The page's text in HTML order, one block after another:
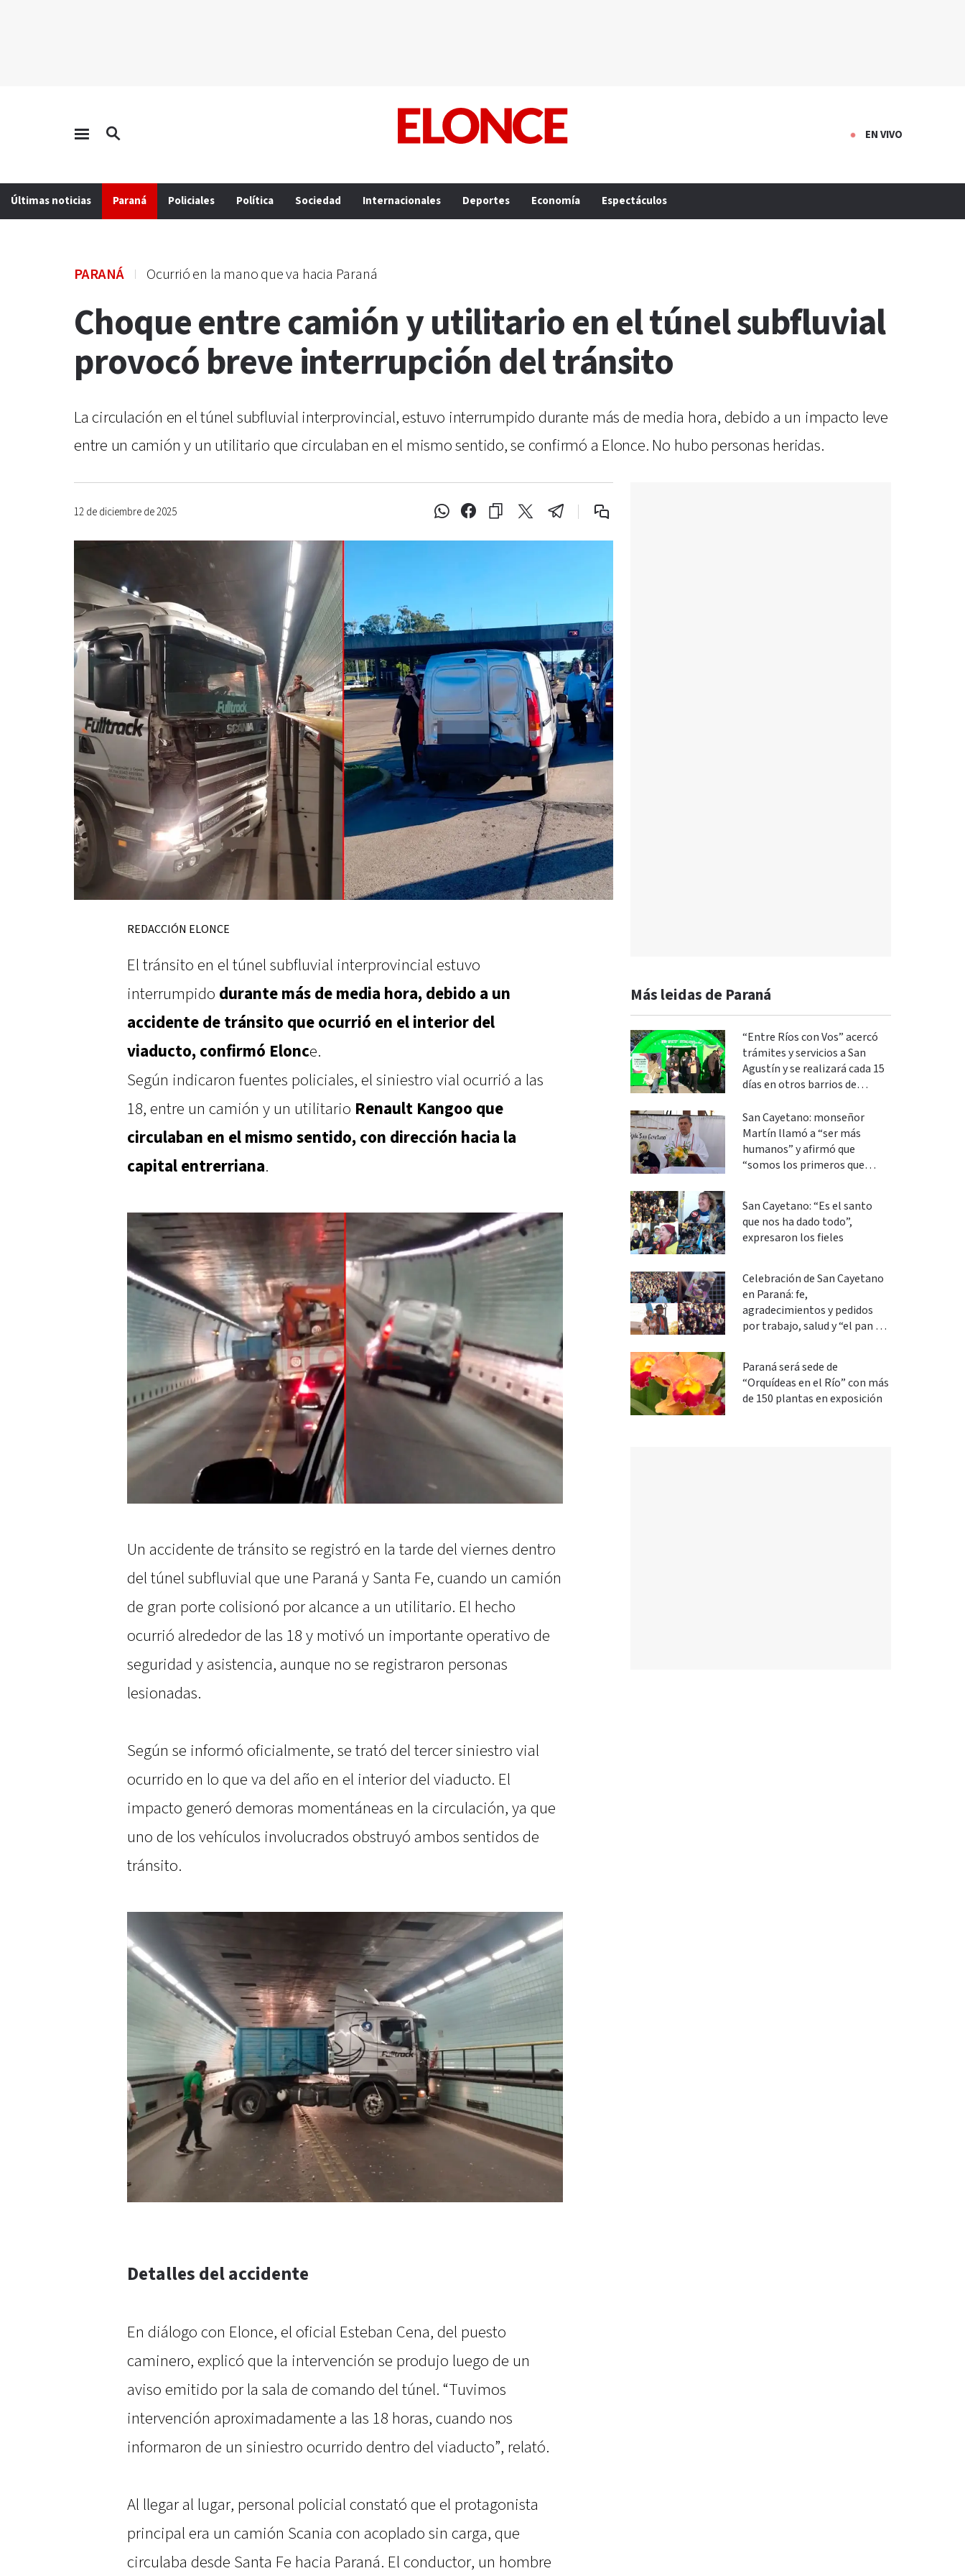
EN VIVO
Últimas noticias Paraná Policiales Política Sociedad Internacionales Deportes Economía Espectáculos
PARANÁ Ocurrió en la mano que va hacia Paraná
Choque entre camión y utilitario en el túnel subfluvial
provocó breve interrupción del tránsito
La circulación en el túnel subfluvial interprovincial, estuvo interrumpido durante más de media hora, debido a un impacto leve
entre un camión y un utilitario que circulaban en el mismo sentido, se confirmó a Elonce. No hubo personas heridas.
12 de diciembre de 2025
REDACCIÓN ELONCE
El tránsito en el túnel subfluvial interprovincial estuvo
interrumpido durante más de media hora, debido a un
accidente de tránsito que ocurrió en el interior del
viaducto, confirmó Elonce.
Según indicaron fuentes policiales, el siniestro vial ocurrió a las
18, entre un camión y un utilitario Renault Kangoo que
circulaban en el mismo sentido, con dirección hacia la
capital entrerriana.
Un accidente de tránsito se registró en la tarde del viernes dentro
del túnel subfluvial que une Paraná y Santa Fe, cuando un camión
de gran porte colisionó por alcance a un utilitario. El hecho
ocurrió alrededor de las 18 y motivó un importante operativo de
seguridad y asistencia, aunque no se registraron personas
lesionadas.
Según se informó oficialmente, se trató del tercer siniestro vial
ocurrido en lo que va del año en el interior del viaducto. El
impacto generó demoras momentáneas en la circulación, ya que
uno de los vehículos involucrados obstruyó ambos sentidos de
tránsito.
Detalles del accidente
En diálogo con Elonce, el oficial Esteban Cena, del puesto
caminero, explicó que la intervención se produjo luego de un
aviso emitido por la sala de comando del túnel. “Tuvimos
intervención aproximadamente a las 18 horas, cuando nos
informaron de un siniestro ocurrido dentro del viaducto”, relató.
Al llegar al lugar, personal policial constató que el protagonista
principal era un camión Scania con acoplado sin carga, que
circulaba desde Santa Fe hacia Paraná. El conductor, un hombre
Más leidas de Paraná
“Entre Ríos con Vos” acercó
trámites y servicios a San
Agustín y se realizará cada 15
días en otros barrios de
San Cayetano: monseñor
Martín llamó a “ser más
humanos” y afirmó que
“somos los primeros que
San Cayetano: “Es el santo
que nos ha dado todo”,
expresaron los fieles
Celebración de San Cayetano
en Paraná: fe,
agradecimientos y pedidos
por trabajo, salud y “el pan de
Paraná será sede de
“Orquídeas en el Río” con más
de 150 plantas en exposición